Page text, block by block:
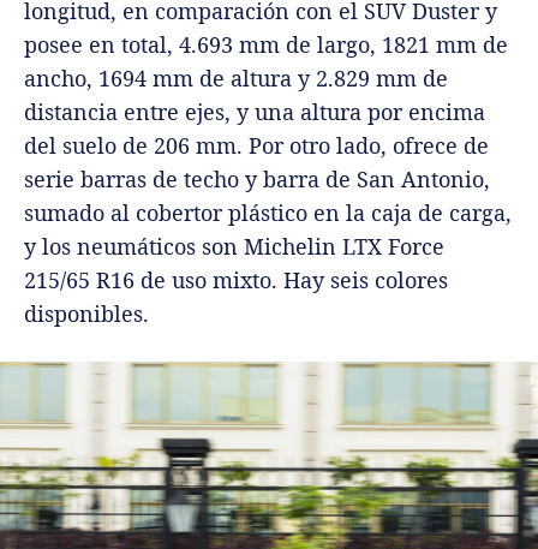
longitud, en comparación con el SUV Duster y
posee en total, 4.693 mm de largo, 1821 mm de
ancho, 1694 mm de altura y 2.829 mm de
distancia entre ejes, y una altura por encima
del suelo de 206 mm. Por otro lado, ofrece de
serie barras de techo y barra de San Antonio,
sumado al cobertor plástico en la caja de carga,
y los neumáticos son Michelin LTX Force
215/65 R16 de uso mixto. Hay seis colores
disponibles.